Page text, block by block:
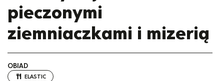
pieczonymi
ziemniaczkami i mizerią
OBIAD
ELASTIC